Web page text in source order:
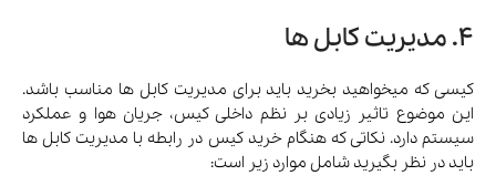
4. مدیریت کابل ها
کیسی که میخواهید بخرید باید برای مدیریت کابل ها مناسب باشد.
این موضوع تاثیر زیادی بر نظم داخلی کیس، جریان هوا و عملکرد
سیستم دارد. نکاتی که هنگام خرید کیس در رابطه با مدیریت کابل ها
باید در نظر بگیرید شامل موارد زیر است: